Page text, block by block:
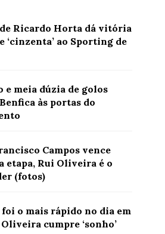
Ricardo Horta dá vitória
e ‘cinzenta’ ao Sporting de
e meia dúzia de golos
às portas do
Campos vence
etapa, Rui Oliveira é o
(fotos)
foi o mais rápido no dia em
cumpre ‘sonho’